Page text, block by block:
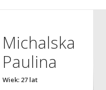
Michalska
Paulina
Wiek: 27 lat